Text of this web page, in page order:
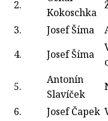
2.
Kokoschka
3.
Josef Šíma
4.
Josef Šíma
5.
Antonín
Slavíček
6.
Josef Čapek